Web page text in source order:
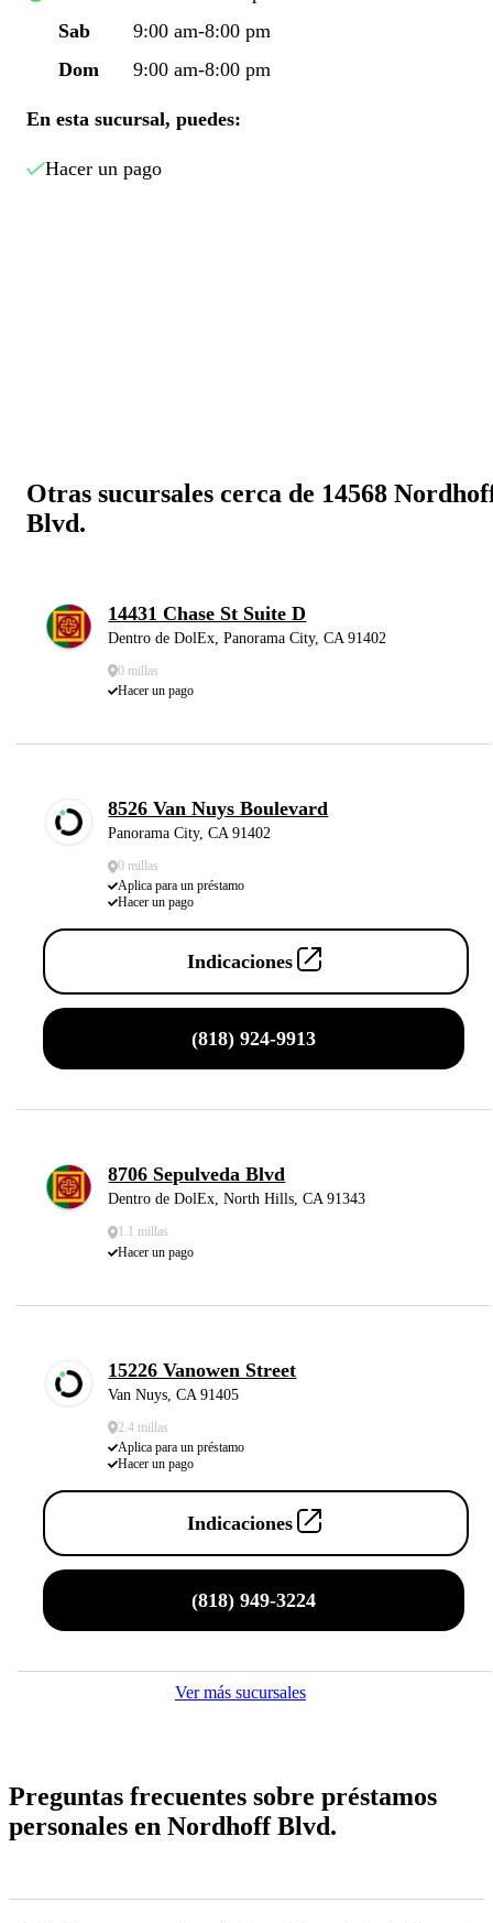
Sab
9:00 am-8:00 pm
Dom
9:00 am-8:00 pm
En esta sucursal, puedes:
Hacer un pago
Otras sucursales cerca de 14568
Blvd.
14431 Chase St Suite D
Dentro de DolEx, Panorama City, CA 91402
0 millas
Hacer un pago
8526 Van Nuys Boulevard
Panorama City, CA 91402
0 millas
Aplica para un préstamo
Hacer un pago
Indicaciones
(818) 924-9913
8706 Sepulveda Blvd
Dentro de DolEx, North Hills, CA 91343
1.1 millas
Hacer un pago
15226 Vanowen Street
Van Nuys, CA 91405
2.4 millas
Aplica para un préstamo
Hacer un pago
Indicaciones
(818) 949-3224
Ver más sucursales
Preguntas frecuentes sobre préstamos
personales en Nordhoff Blvd.